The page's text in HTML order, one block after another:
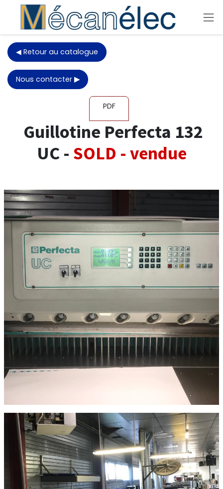
Skip to Content
◀ Retour au catalogue
Nous contacter ▶
PDF
Guillotine Perfecta 132
UC - SOLD - vendue